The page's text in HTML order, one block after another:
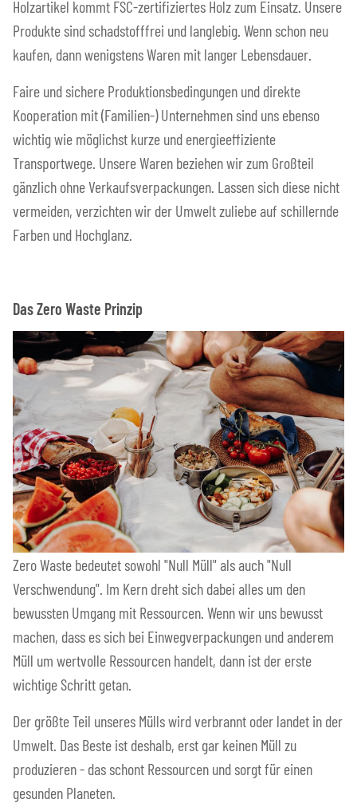
Holzartikel kommt FSC-zertifiziertes Holz zum Einsatz. Unsere
Produkte sind schadstofffrei und langlebig. Wenn schon neu
kaufen, dann wenigstens Waren mit langer Lebensdauer.
Faire und sichere Produktionsbedingungen und direkte
Kooperation mit (Familien-) Unternehmen sind uns ebenso
wichtig wie möglichst kurze und energieeffiziente
Transportwege. Unsere Waren beziehen wir zum Großteil
gänzlich ohne Verkaufsverpackungen. Lassen sich diese nicht
vermeiden, verzichten wir der Umwelt zuliebe auf schillernde
Farben und Hochglanz.
Das Zero Waste Prinzip
Zero Waste bedeutet sowohl "Null Müll" als auch "Null
Verschwendung". Im Kern dreht sich dabei alles um den
bewussten Umgang mit Ressourcen. Wenn wir uns bewusst
machen, dass es sich bei Einwegverpackungen und anderem
Müll um wertvolle Ressourcen handelt, dann ist der erste
wichtige Schritt getan.
Der größte Teil unseres Mülls wird verbrannt oder landet in der
Umwelt. Das Beste ist deshalb, erst gar keinen Müll zu
produzieren - das schont Ressourcen und sorgt für einen
gesunden Planeten.